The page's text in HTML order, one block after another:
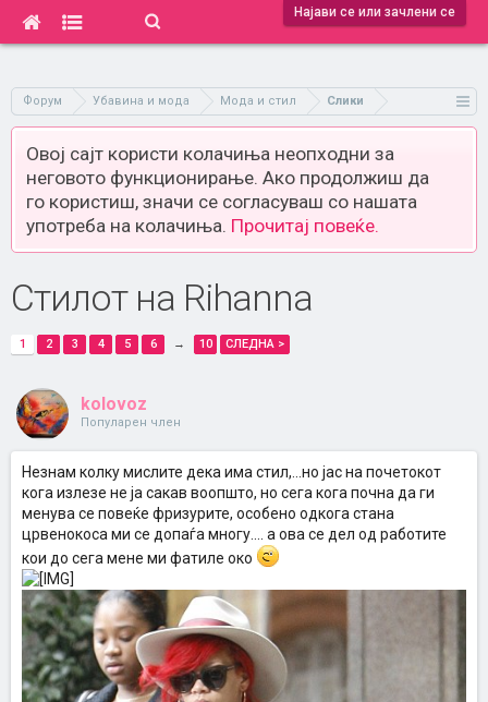
Најави се или зачлени се
Форум Убавина и мода Мода и стил Слики
Овој сајт користи колачиња неопходни за
неговото функционирање. Ако продолжиш да
го користиш, значи се согласуваш со нашата
употреба на колачиња. Прочитај повеќе.
Стилот на Rihanna
1 2 3 4 5 6 → 10 СЛЕДНА >
kolovoz
Популарен член
Незнам колку мислите дека има стил,...но јас на почетокот
кога излезе не ја сакав воопшто, но сега кога почна да ги
менува се повеќе фризурите, особено одкога стана
црвенокоса ми се допаѓа многу.... а ова се дел од работите
кои до сега мене ми фатиле око